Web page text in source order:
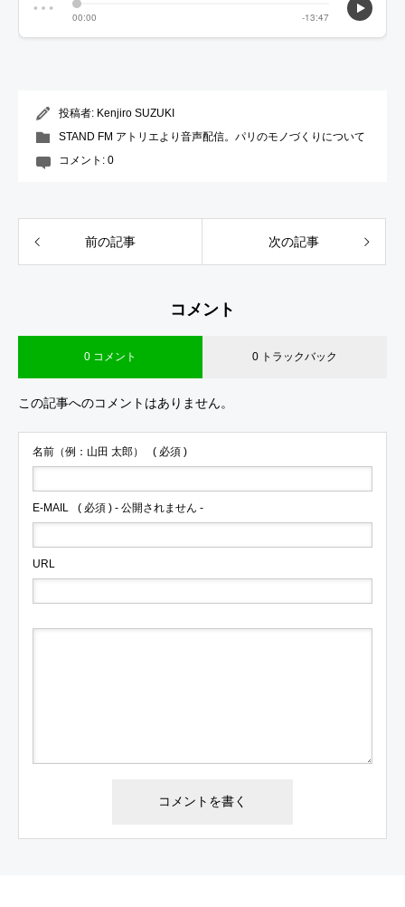
投稿者: Kenjiro SUZUKI
STAND FM アトリエより音声配信。パリのモノづくりについて
コメント: 0
前の記事 次の記事
コメント
0 コメント 0 トラックバック
この記事へのコメントはありません。
名前（例：山田 太郎） ( 必須 )
E-MAIL ( 必須 ) - 公開されません -
URL